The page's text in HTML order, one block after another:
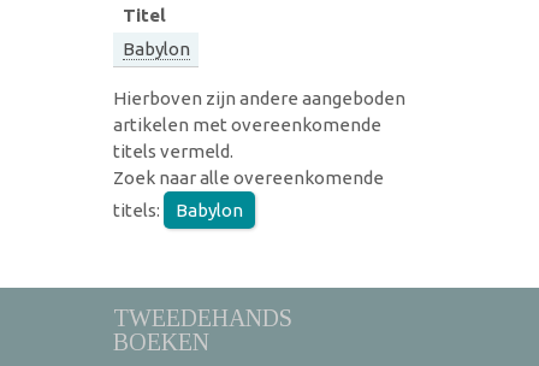
Titel
Babylon
Hierboven zijn andere aangeboden
artikelen met overeenkomende
titels vermeld.
Zoek naar alle overeenkomende
titels:
Babylon
TWEEDEHANDS
BOEKEN